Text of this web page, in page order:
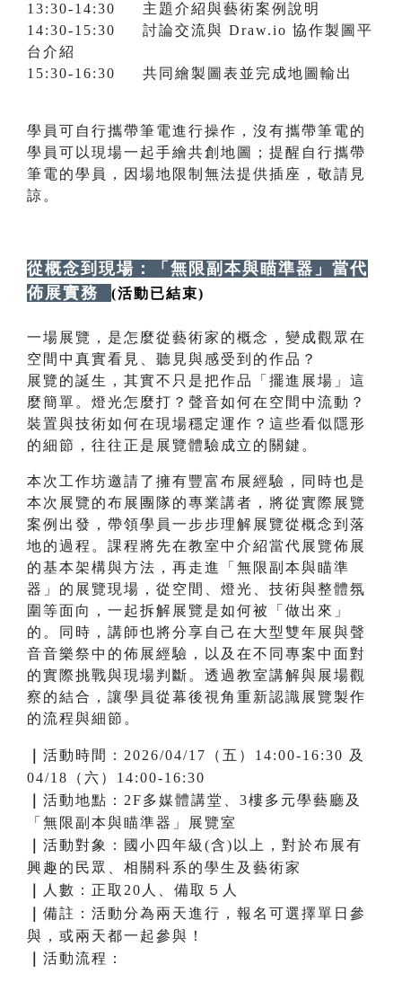
13:30-14:30 主題介紹與藝術案例說明
14:30-15:30 討論交流與 Draw.io 協作製圖平
台介紹
15:30-16:30 共同繪製圖表並完成地圖輸出
學員可自行攜帶筆電進行操作，沒有攜帶筆電的
學員可以現場一起手繪共創地圖；提醒自行攜帶
筆電的學員，因場地限制無法提供插座，敬請見
諒。
從概念到現場：「無限副本與瞄準器」當代
佈展實務
(活動已結束)
一場展覽，是怎麼從藝術家的概念，變成觀眾在
空間中真實看見、聽見與感受到的作品？
展覽的誕生，其實不只是把作品「擺進展場」這
麼簡單。燈光怎麼打？聲音如何在空間中流動？
裝置與技術如何在現場穩定運作？這些看似隱形
的細節，往往正是展覽體驗成立的關鍵。
本次工作坊邀請了擁有豐富布展經驗，同時也是
本次展覽的布展團隊的專業講者，將從實際展覽
案例出發，帶領學員一步步理解展覽從概念到落
地的過程。課程將先在教室中介紹當代展覽佈展
的基本架構與方法，再走進「無限副本與瞄準
器」的展覽現場，從空間、燈光、技術與整體氛
圍等面向，一起拆解展覽是如何被「做出來」
的。同時，講師也將分享自己在大型雙年展與聲
音音樂祭中的佈展經驗，以及在不同專案中面對
的實際挑戰與現場判斷。透過教室講解與展場觀
察的結合，讓學員從幕後視角重新認識展覽製作
的流程與細節。
活動時間：2026/04/17（五）14:00-16:30 及
04/18（六）14:00-16:30
活動地點：2F多媒體講堂、3樓多元學藝廳及
「無限副本與瞄準器」展覽室
活動對象：國小四年級(含)以上，對於布展有
興趣的民眾、相關科系的學生及藝術家
人數：正取20人、備取５人
備註：活動分為兩天進行，報名可選擇單日參
與，或兩天都一起參與！
活動流程：